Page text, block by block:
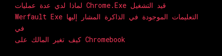
لماذا لدي عدة عمليات Chrome.exe قيد التشغيل
Werfault Exe التعليمات الموجودة في الذاكرة المشار إليها
في
كيف تغير المالك على Chromebook